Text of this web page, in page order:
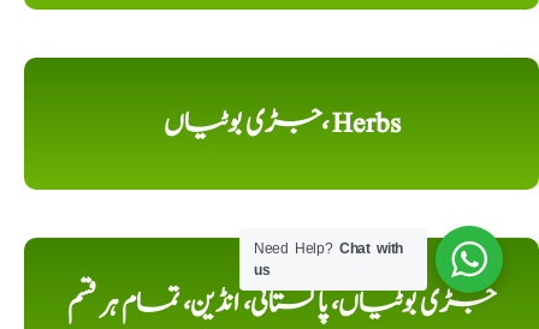
جڑی بوٹیاں، Herbs
جڑی بوٹیاں، پاکستانی، انڈین، تمام ہر قسم
Need Help?Chat with
us